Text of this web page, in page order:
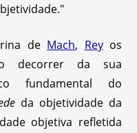
de Mach, Reyos
decorrer da sua
fundamental do
da objetividade da
objetiva refletida